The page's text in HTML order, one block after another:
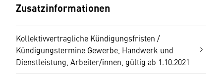
Zusatzinformationen
Kollektivvertragliche Kündigungsfristen /
Kündigungstermine Gewerbe, Handwerk und
Dienstleistung, Arbeiter/innen, gültig ab 1.10.2021